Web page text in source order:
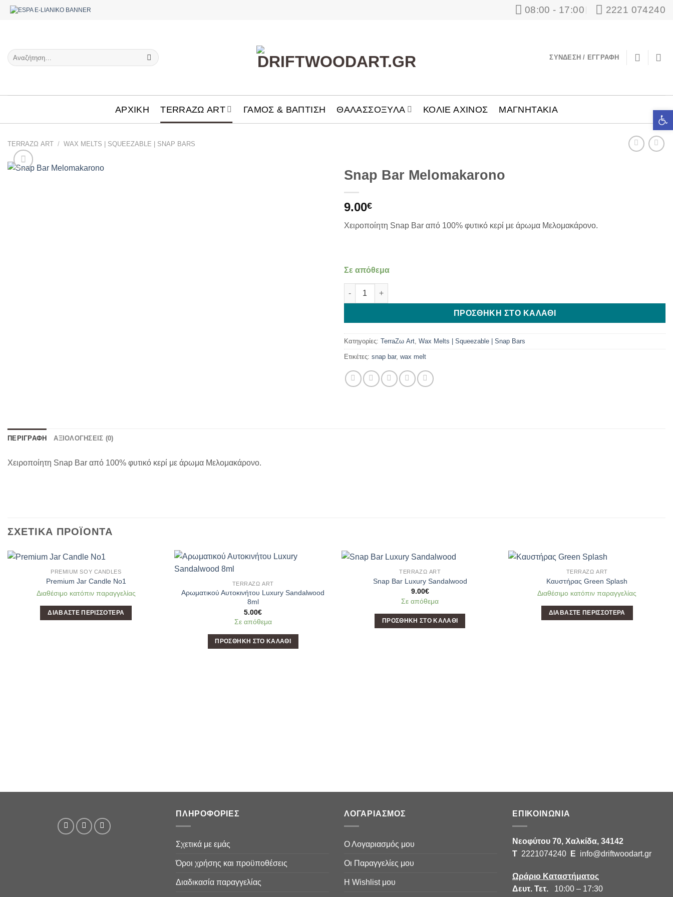
Μετάβαση
08:00 - 17:00 2221 074240
Αναζήτηση
για:
ΣΎΝΔΕΣΗ / ΕΓΓΡΑΦΉ
ΑΡΧΙΚΗ TERRAΖΩ ART ΓΑΜΟΣ & ΒΑΠΤΙΣΗ ΘΑΛΑΣΣOΞΥΛΑ ΚΟΛΙΕ ΑΧΙΝΟΣ ΜΑΓΝΗΤΑΚΙΑ
TERRAΖΩ ART / WAX MELTS | SQUEEZABLE | SNAP BARS
Snap Bar Melomakarono
9.00€
Χειροποίητη Snap Bar από 100% φυτικό κερί με άρωμα Μελομακάρονο.
Σε απόθεμα
Snap Bar Melomakarono ποσότητα
ΠΡΟΣΘΉΚΗ ΣΤΟ ΚΑΛΆΘΙ
Κατηγορίες: TerraΖω Art Wax Melts | Squeezable | Snap Bars
Ετικέτες: snap bar, wax melt
ΠΕΡΙΓΡΑΦΉ ΑΞΙΟΛΟΓΉΣΕΙΣ (0)
Χειροποίητη Snap Bar από 100% φυτικό κερί με άρωμα Μελομακάρονο.
ΣΧΕΤΙΚΆ ΠΡΟΪΌΝΤΑ
PREMIUM SOY CANDLES
Premium Jar Candle No1
Διαθέσιμο κατόπιν παραγγελίας
ΔΙΑΒΆΣΤΕ ΠΕΡΙΣΣΌΤΕΡΑ
TERRAΖΩ ART
Αρωματικού Αυτοκινήτου Luxury Sandalwood
8ml
5.00€
Σε απόθεμα
ΠΡΟΣΘΉΚΗ ΣΤΟ ΚΑΛΆΘΙ
TERRAΖΩ ART
Snap Bar Luxury Sandalwood
9.00€
Σε απόθεμα
ΠΡΟΣΘΉΚΗ ΣΤΟ ΚΑΛΆΘΙ
TERRAΖΩ ART
Καυστήρας Green Splash
Διαθέσιμο κατόπιν παραγγελίας
ΔΙΑΒΆΣΤΕ ΠΕΡΙΣΣΌΤΕΡΑ
ΠΛΗΡΟΦΟΡΙΕΣ
Σχετικά με εμάς
Όροι χρήσης και προϋποθέσεις
Διαδικασία παραγγελίας
ΛΟΓΑΡΙΑΣΜΟΣ
Ο Λογαριασμός μου
Οι Παραγγελίες μου
Η Wishlist μου
ΕΠΙΚΟΙΝΩΝΙΑ
Νεοφύτου 70, Χαλκίδα, 34142
Τ 2221074240 E info@driftwoodart.gr
Ωράριο Καταστήματος
Δευτ. Τετ. 10:00 – 17:30